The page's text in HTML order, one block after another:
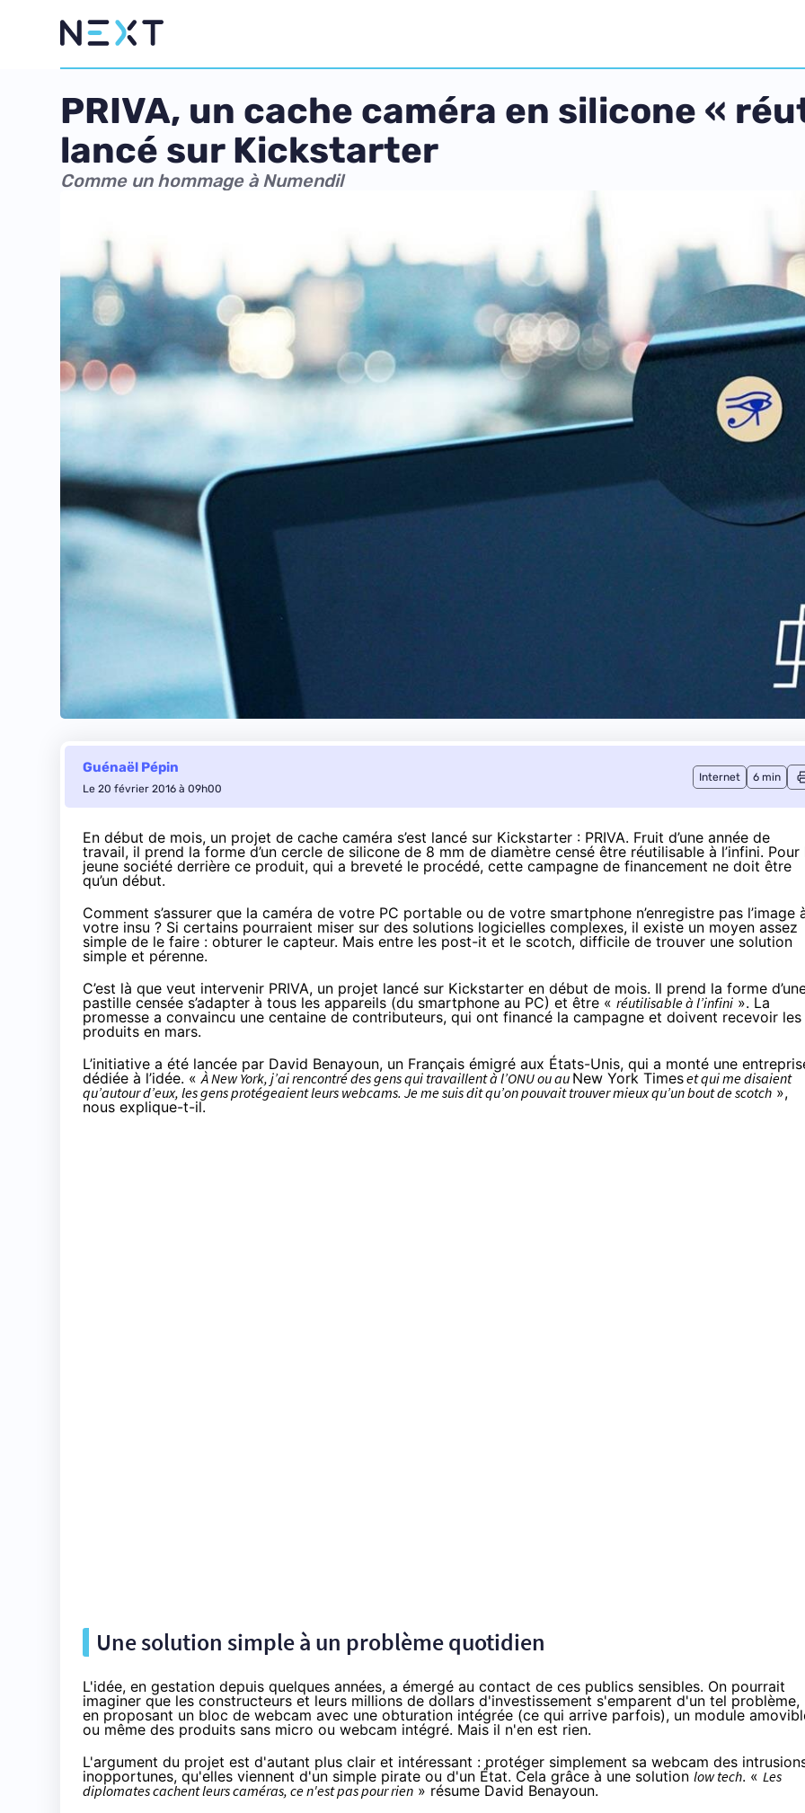
PRIVA, un cache caméra en silicone «
lancé sur Kickstarter
Comme un hommage à Numendil
Guénaël Pépin
Le 20 février 2016 à 09h00
Internet 6 min
En début de mois, un projet de cache caméra s’est lancé sur Kickstarter : PRIVA. Fruit d’une année de
travail, il prend la forme d’un cercle de silicone de 8 mm de diamètre censé être réutilisable à l’infini. Pour
jeune société derrière ce produit, qui a breveté le procédé, cette campagne de financement ne doit être
qu’un début.
Comment s’assurer que la caméra de votre PC portable ou de votre smartphone n’enregistre pas l’image
votre insu ? Si certains pourraient miser sur des solutions logicielles complexes, il existe un moyen assez
simple de le faire : obturer le capteur. Mais entre les post-it et le scotch, difficile de trouver une solution
simple et pérenne.
C’est là que veut intervenir PRIVA, un projet lancé sur Kickstarter en début de mois. Il prend la forme
pastille censée s’adapter à tous les appareils (du smartphone au PC) et être « réutilisable à l’infini ». La
promesse a convaincu une centaine de contributeurs, qui ont financé la campagne et doivent recevoir les
produits en mars.
L’initiative a été lancée par David Benayoun, un Français émigré aux États-Unis, qui a monté une
dédiée à l’idée. «À New York, j’ai rencontré des gens qui travaillent à l’ONU ou au New York Timeset qui me disaient
qu’autour d’eux, les gens protégeaient leurs webcams. Je me suis dit qu’on pouvait trouver mieux qu’un bout de scotch »,
nous explique-t-il.
Une solution simple à un problème quotidien
L'idée, en gestation depuis quelques années, a émergé au contact de ces publics sensibles. On pourrait
imaginer que les constructeurs et leurs millions de dollars d'investissement s'emparent d'un tel problème,
en proposant un bloc de webcam avec une obturation intégrée (ce qui arrive parfois), un module
ou même des produits sans micro ou webcam intégré. Mais il n'en est rien.
L'argument du projet est d'autant plus clair et intéressant : protéger simplement sa webcam des
inopportunes, qu'elles viennent d'un simple pirate ou d'un État. Cela grâce à une solution low tech. « Les
diplomates cachent leurs caméras, ce n'est pas pour rien » résume David Benayoun.